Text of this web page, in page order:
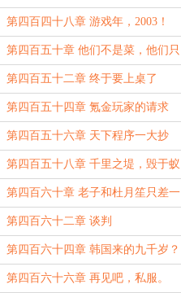
礼。
第四百四十八章 游戏年，2003！
第四百五十章 他们不是菜，他们只
是坏。
第四百五十二章 终于要上桌了
第四百五十四章 氪金玩家的请求
第四百五十六章 天下程序一大抄
第四百五十八章 千里之堤，毁于蚁
穴。
第四百六十章 老子和杜月笙只差一
个字
第四百六十二章 谈判
第四百六十四章 韩国来的九千岁？
第四百六十六章 再见吧，私服。